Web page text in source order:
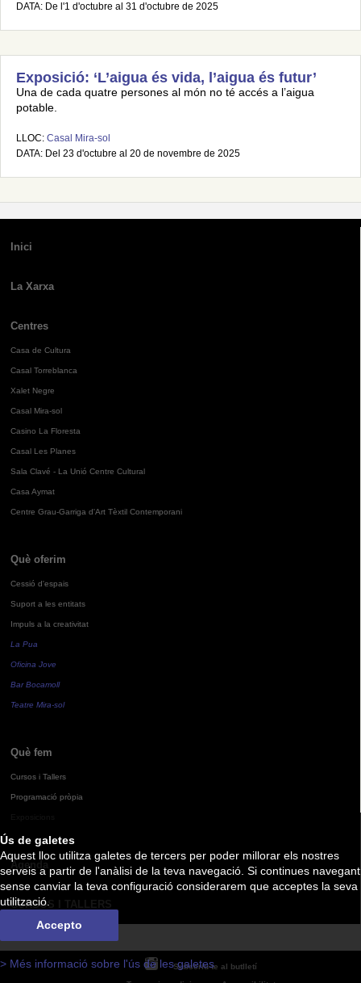
Ús de galetes
Aquest lloc utilitza galetes de tercers per poder millorar els nostres
serveis a partir de l'anàlisi de la teva navegació. Si continues navegant
sense canviar la teva configuració considerarem que acceptes la seva
utilització.
Accepto
> Més informació sobre l'ús de les galetes
DATA: De l'1 d'octubre al 31 d'octubre de 2025
Exposició: ‘L’aigua és vida, l’aigua és futur’
Una de cada quatre persones al món no té accés a l’aigua
potable.
LLOC: Casal Mira-sol
DATA: Del 23 d'octubre al 20 de novembre de 2025
Inici
La Xarxa
Centres
Casa de Cultura
Casal Torreblanca
Xalet Negre
Casal Mira-sol
Casino La Floresta
Casal Les Planes
Sala Clavé - La Unió Centre Cultural
Casa Aymat
Centre Grau-Garriga d'Art Tèxtil Contemporani
Què oferim
Cessió d'espais
Suport a les entitats
Impuls a la creativitat
La Pua
Oficina Jove
Bar Bocamoll
Teatre Mira-sol
Què fem
Cursos i Tallers
Programació pròpia
Agenda
CURSOS I TALLERS
Subscriu-te al butlletí